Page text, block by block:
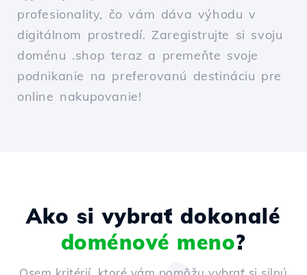
profesionality, čo vám dáva výhodu v
digitálnom prostredí. Zaregistrujte si svoju
doménu .shop teraz a premeňte svoje
podnikanie na preferovanú destináciu pre
online nakupovanie!
Ako si vybrať dokonalé
doménové meno?